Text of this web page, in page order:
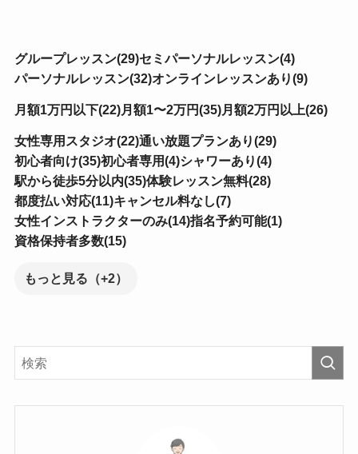
グループレッスン(29)セミパーソナルレッスン(4)
パーソナルレッスン(32)オンラインレッスンあり(9)
月額1万円以下(22)月額1〜2万円(35)月額2万円以上(26)
女性専用スタジオ(22)通い放題プランあり(29)
初心者向け(35)初心者専用(4)シャワーあり(4)
駅から徒歩5分以内(35)体験レッスン無料(28)
都度払い対応(11)キャンセル料なし(7)
女性インストラクターのみ(14)指名予約可能(1)
資格保持者多数(15)
もっと見る（+2）